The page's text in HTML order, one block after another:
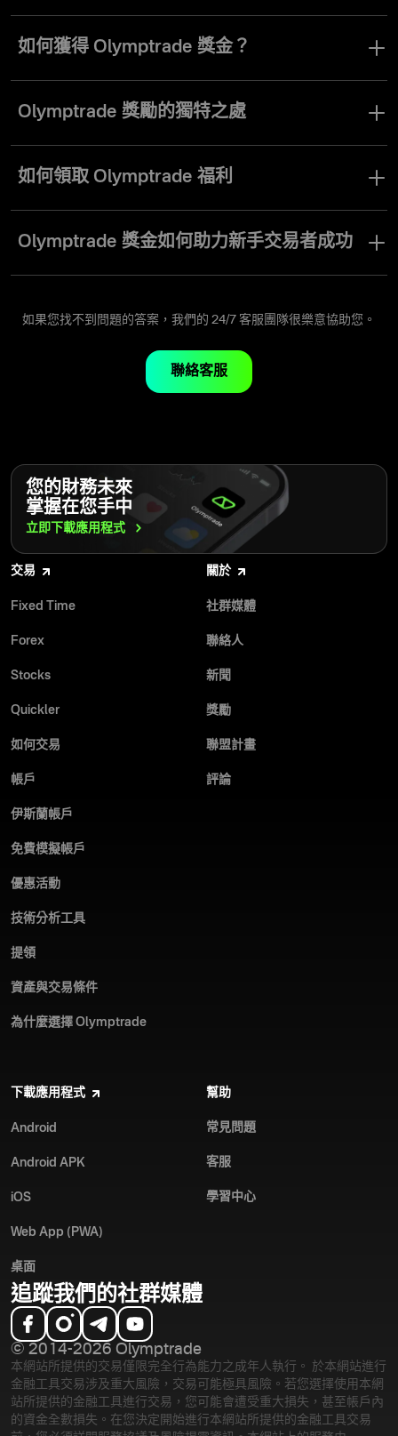
如何獲得 Olymptrade 獎金？
得 Advanced 等級，您需根據帳戶幣別，至少存入 $500/€500，或
100 USDT。若要取得 Expert 等級，您需至少存入 $2000/€2000，
或 500 USDT。您也可以透過在真實帳戶進行交易來累積經驗值，
Olymptrade 獎勵的獨特之處
身打造的獨特好處。從儲值獎金到根據忠誠度提供的進階策略與指
標等工具，每項獎勵都旨在為您的交易體驗增值。探索這些機會，
發揮最大潛能，與 Olymptrade 一起更快實現您的目標。
如何領取 Olymptrade 福利
例如以存款為基礎的獎金或忠誠計畫中的工具。選擇最符合您交易
需求的項目，然後依照簡單步驟啟用。Olymptrade 確保整個流程順
暢，讓您能專注於運用這些工具提升交易表現。
Olymptrade 獎金如何助力新手交易者成功
的獎勵，讓您能以安全的方式探索交易，同時獲得實際操作經驗。
如果您找不到問題的答案，我們的 24/7 客服團隊很樂意協助您。
聯絡客服
您的財務未來
掌握在您手中
立即下載應用程式
交易
Fixed Time
Forex
Stocks
Quickler
如何交易
帳戶
伊斯蘭帳戶
免費模擬帳戶
優惠活動
技術分析工具
提領
資產與交易條件
為什麼選擇 Olymptrade
關於
社群媒體
聯絡人
新聞
獎勵
聯盟計畫
評論
下載應用程式
Android
Android APK
iOS
Web App (PWA)
桌面
幫助
常見問題
客服
學習中心
追蹤我們的社群媒體
© 2014-2026 Olymptrade
本網站所提供的交易僅限完全行為能力之成年人執行。 於本網站進行
金融工具交易涉及重大風險，交易可能極具風險。若您選擇使用本網
站所提供的金融工具進行交易，您可能會遭受重大損失，甚至帳戶內
的資金全數損失。在您決定開始進行本網站所提供的金融工具交易